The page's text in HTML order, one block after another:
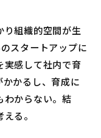
り組織的空間が生
スタートアップに
実感して社内で育
かるし、育成に
わからない。結
る。